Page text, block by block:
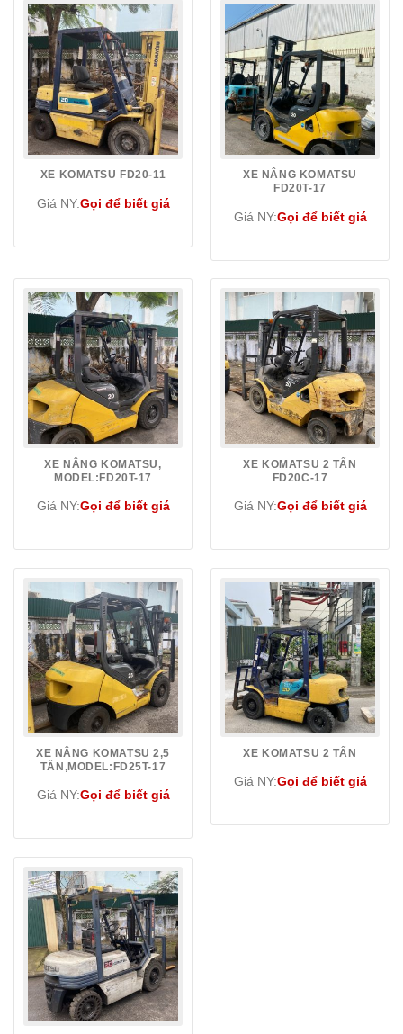
XE KOMATSU FD20-11
Giá NY:Gọi để biết giá
XE NÂNG KOMATSU
FD20T-17
Giá NY:Gọi để biết giá
XE NÂNG KOMATSU,
MODEL:FD20T-17
Giá NY:Gọi để biết giá
XE KOMATSU 2 TẤN
FD20C-17
Giá NY:Gọi để biết giá
XE NÂNG KOMATSU 2,5
TẤN,MODEL:FD25T-17
Giá NY:Gọi để biết giá
XE KOMATSU 2 TẤN
Giá NY:Gọi để biết giá